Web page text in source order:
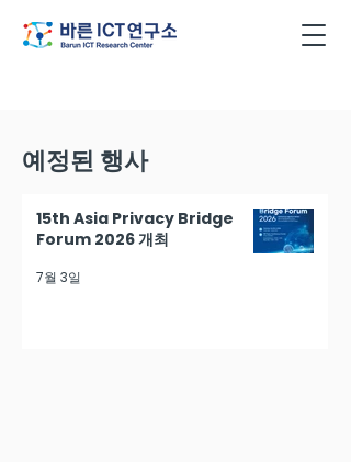
예정된 행사
15th Asia Privacy Bridge
Forum 2026 개최
7월 3일